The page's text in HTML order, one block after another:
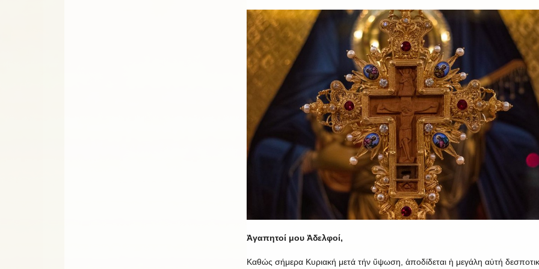
Ἀγαπητοί μου Ἀδελφοί,
Καθώς σήμερα Κυριακή μετά τήν ὕψωση, ἀποδίδεται ἡ μεγάλη αὐτή